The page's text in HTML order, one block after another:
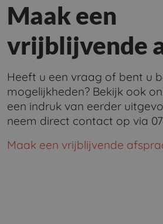
Maak een
vrijblijvende
Heeft u een vraag of bent u
mogelijkheden? Bekijk ook
een indruk van eerder
neem direct contact op via
Maak een vrijblijvende